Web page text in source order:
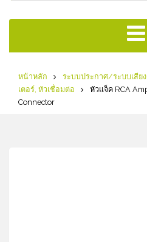
หน้าหลัก ระบบประกาศ/ระบบเสีย
เตอร์, หัวเชื่อมต่อ
หัวแจ็ค RCA
Connector